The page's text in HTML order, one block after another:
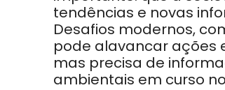
tendências e novas
Desafios modernos,
pode alavancar ações
mas precisa de
ambientais em curso